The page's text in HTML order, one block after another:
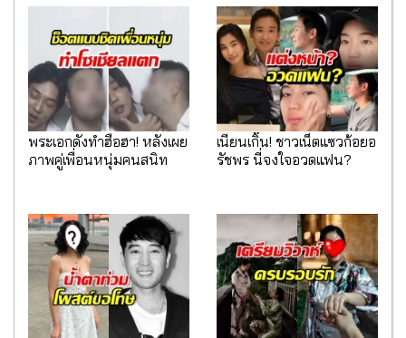
พระเอกดังทำฮือฮา! หลังเผย
ภาพคู่เพื่อนหนุ่มคนสนิท
เนียนเกิ๊น! ชาวเน็ตแซวก้อยอ
รัชพร นี่จงใจอวดแฟน?